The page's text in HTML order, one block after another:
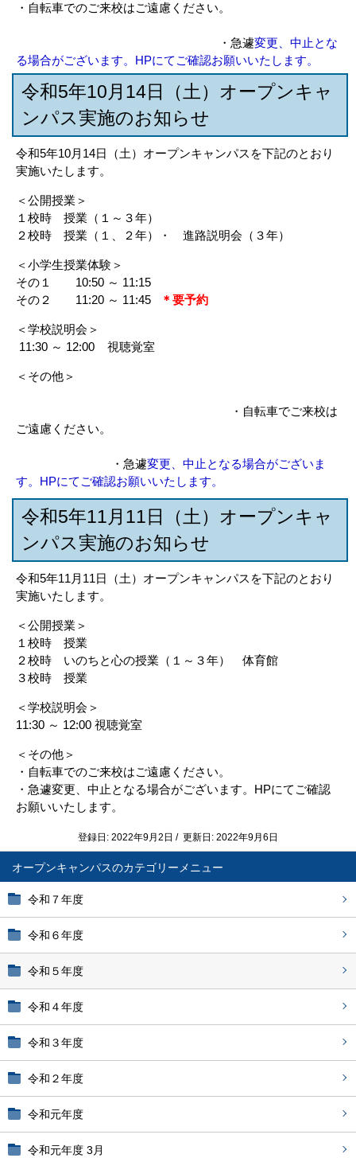
オープンキャンパス
令和７年度
令和６年度
令和５年度
令和４年度
令和３年度
令和２年度
令和元年度
令和元年度 3月
・自転車でのご来校はご遠慮ください。
・急遽変更、中止とな
る場合がございます。HPにてご確認お願いいたします。
令和5年10月14日（土）オープンキャ
ンパス実施のお知らせ
令和5年10月14日（土）オープンキャンパスを下記のとおり
実施いたします。
＜公開授業＞
１校時 授業（１～３年）
２校時 授業（１、２年）・ 進路説明会（３年）
＜小学生授業体験＞
その１ 10:50 ～ 11:15
その２ 11:20 ～ 11:45
＊要予約
＜学校説明会＞
11:30 ～ 12:00 視聴覚室
＜その他＞
・自転車でご来校は
ご遠慮ください。
・急遽変更、中止となる場合がございま
す。HPにてご確認お願いいたします。
令和5年11月11日（土）オープンキャ
ンパス実施のお知らせ
令和5年11月11日（土）オープンキャンパスを下記のとおり
実施いたします。
＜公開授業＞
１校時 授業
２校時 いのちと心の授業 （１～３年） 体育館
３校時 授業
＜学校説明会＞
11:30 ～ 12:00 視聴覚室
＜その他＞
・自転車でのご来校はご遠慮ください。
・ 急遽変更、中止となる場合がございます。HPにてご確認
お願いいたします。
登録日: 2022年9月2日 / 更新日: 2022年9月6日